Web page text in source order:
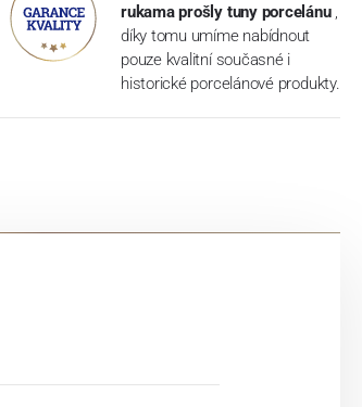
rukama prošly tuny porcelánu ,
díky tomu umíme nabídnout
pouze kvalitní současné i
historické porcelánové produkty.